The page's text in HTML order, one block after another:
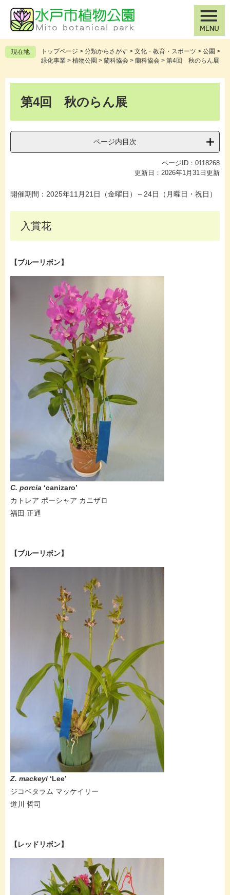
の
先
頭
す
ー
を
飛
し
現在地 トップページ > 分類からさがす > 文化・教育・スポーツ > 公園 >
緑化事業 > 植物公園 > 蘭科協会 > 蘭科協会 > 第4回 秋のらん展
第4回 秋のらん展
ページ内目次
ページID：0118268
更新日：2026年1月31日更新
開催期間：2025年11月21日（金曜日）～24日（月曜日・祝日）
入賞花
【ブルーリボン】
C. porcia ‘canizaro’
カトレア ポーシャア カニザロ
福田 正通
【ブルーリボン】
Z. mackeyi ‘Lee’
ジコベタラム マッケイリー
道川 哲司
【レッドリボン】